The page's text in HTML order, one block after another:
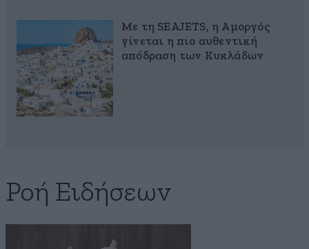
Με τη SEAJETS, η Αμοργός
γίνεται η πιο αυθεντική
απόδραση των Κυκλάδων
Ροή Ειδήσεων